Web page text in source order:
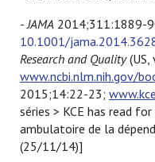
-JAMA 2014;311:1889-
10.1001/
Research and Quality(US,
www.ncbi.nlm.nih.gov/
2015;14:22-23;
séries > KCE has read
ambulatoire de la
(25/11/14)]